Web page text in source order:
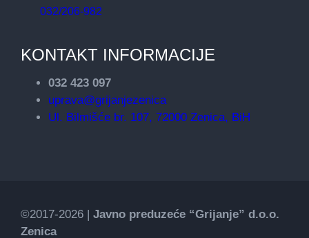
032/206-982
KONTAKT INFORMACIJE
032 423 097
uprava@grijanjezenica
Ul. Bilmišće br. 107, 72000 Zenica, BiH
©2017-2026 | Javno preduzeće “Grijanje” d.o.o.
Zenica